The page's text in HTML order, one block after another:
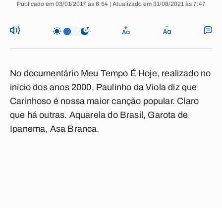
Publicado em 03/01/2017 às 6:54 | Atualizado em 31/08/2021 às 7:47
No documentário Meu Tempo É Hoje, realizado no
início dos anos 2000, Paulinho da Viola diz que
Carinhoso é nossa maior canção popular. Claro
que há outras. Aquarela do Brasil , Garota de
Ipanema, Asa Branca.